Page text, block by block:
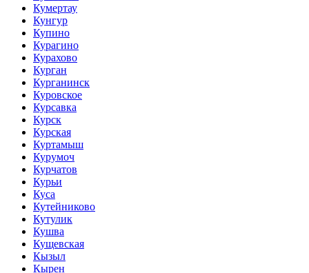
Кумертау
Кунгур
Купино
Курагино
Курахово
Курган
Курганинск
Куровское
Курсавка
Курск
Курская
Куртамыш
Курумоч
Курчатов
Курьи
Куса
Кутейниково
Кутулик
Кушва
Кущевская
Кызыл
Кырен